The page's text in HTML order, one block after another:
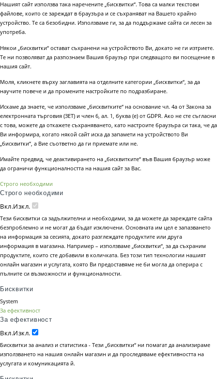
Нашият сайт използва така наречените „бисквитки“. Това са малки текстови
файлове, които се зареждат в браузъра и се съхраняват на Вашето крайно
устройство. Те са безобидни. Използваме ги, за да поддържаме сайта си лесен за
употреба.
Някои „бисквитки“ остават съхранени на устройството Ви, докато не ги изтриете.
Те ни позволяват да разпознаем Вашия браузър при следващото ви посещение в
нашия сайт.
Моля, кликнете върху заглавията на отделните категории „бисквитки“, за да
научите повече и да промените настройките по подразбиране.
Искаме да знаете, че използваме „бисквитките“ на основание чл. 4а от Закона за
електронната търговия (ЗЕТ) и член 6, ал. 1, буква (е) от GDPR. Ако не сте съгласни
с това, можете да откажете съхраняването, като настроите браузъра си така, че да
Ви информира, когато някой сайт иска да запамети на устройството Ви
„бисквитки“, а Вие съответно да ги приемате или не.
Имайте предвид, че деактивирането на „бисквитките“ във Вашия браузър може
да ограничи функционалността на нашия сайт за Вас.
Строго необходими
Строго необходими
Вкл.Изкл.
Тези бисквитки са задължителни и необходими, за да можете да зареждате сайта
безпроблемно и не могат да бъдат изключени. Основната им цел е запазването
на информация за сесията, докато разглеждате продуктите или друга
информация в магазина. Например – използваме „бисквитки“, за да съхраним
продуктите, които сте добавили в количката. Без този тип технологии нашият
онлайн магазин и услугата, която Ви предоставяме не би могла да оперира с
пълните си възможности и функционалности.
Бисквитки
System
За ефективност
За ефективност
Вкл.Изкл.
Бисквитки за анализ и статистика - Тези „бисквитки“ ни помагат да анализираме
използването на нашия онлайн магазин и да проследяваме ефективността на
услугата и комуникацията й.